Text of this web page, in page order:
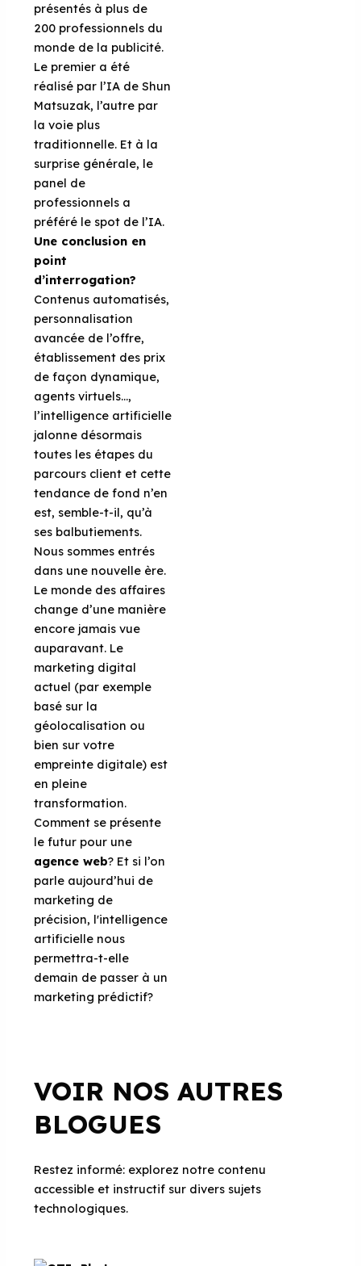
présentés à plus de
200 professionnels du
monde de la publicité.
Le premier a été
réalisé par l’IA de Shun
Matsuzak, l’autre par
la voie plus
traditionnelle. Et à la
surprise générale, le
panel de
professionnels a
préféré le spot de l’IA.
Une conclusion en
point
d’interrogation?
Contenus automatisés,
personnalisation
avancée de l’offre,
établissement des prix
de façon dynamique,
agents virtuels…,
l’intelligence artificielle
jalonne désormais
toutes les étapes du
parcours client et cette
tendance de fond n’en
est, semble-t-il, qu’à
ses balbutiements.
Nous sommes entrés
dans une nouvelle ère.
Le monde des affaires
change d’une manière
encore jamais vue
auparavant. Le
marketing digital
actuel (par exemple
basé sur la
géolocalisation ou
bien sur votre
empreinte digitale) est
en pleine
transformation.
Comment se présente
le futur pour une
agence web? Et si l’on
parle aujourd’hui de
marketing de
précision, l'intelligence
artificielle nous
permettra-t-elle
demain de passer à un
marketing prédictif?
VOIR NOS AUTRES
BLOGUES
Restez informé: explorez notre contenu
accessible et instructif sur divers sujets
technologiques.